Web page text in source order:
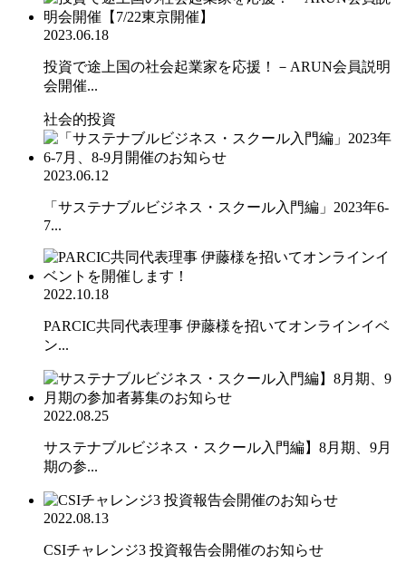
2023.06.18
投資で途上国の社会起業家を応援！－ARUN会員説明
会開催...
社会的投資
2023.06.12
「サステナブルビジネス・スクール入門編」2023年6-
7...
2022.10.18
PARCIC共同代表理事 伊藤様を招いてオンラインイベ
ン...
2022.08.25
サステナブルビジネス・スクール入門編】8月期、9月
期の参...
2022.08.13
CSIチャレンジ3 投資報告会開催のお知らせ